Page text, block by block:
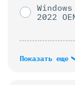
2022
Показать еще